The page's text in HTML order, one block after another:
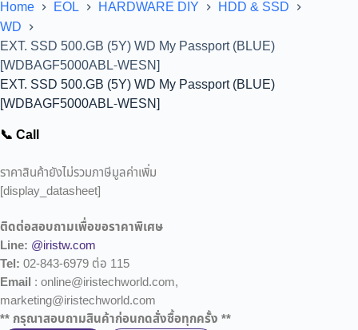
Home EOL HARDWARE DIY
HDD & SSD
WD
EXT. SSD 500.GB (5Y) WD My Passport (BLUE)
[WDBAGF5000ABL-WESN]
EXT. SSD 500.GB (5Y) WD My Passport (BLUE)
[WDBAGF5000ABL-WESN]
📞 Call
ราคาสินค้ายังไม่รวมภาษีมูลค่าเพิ่ม
[display_datasheet]
ติดต่อสอบถามเพื่อขอราคาพิเศษ
Line: @iristw.com
Tel: 02-843-6979 ต่อ 115
Email : online@iristechworld.com,
marketing@iristechworld.com
** กรุณาสอบถามสินค้าก่อนกดสั่งซื้อทุกครั้ง **